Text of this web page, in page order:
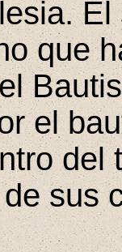
que
el
del
sus